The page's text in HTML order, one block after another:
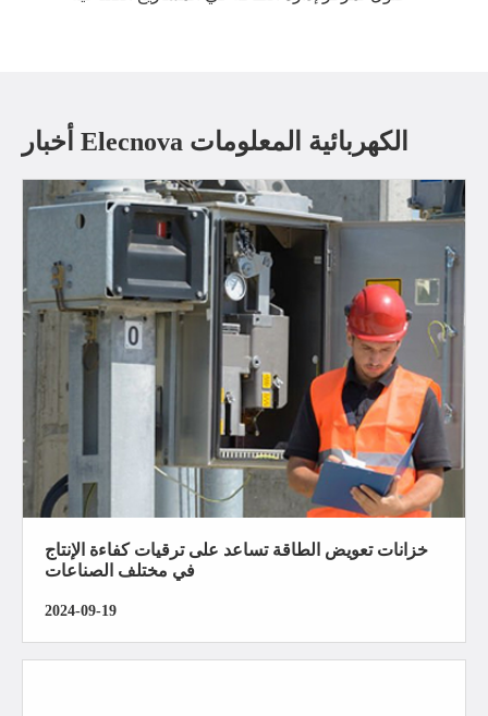
أخبار Elecnova الكهربائية المعلومات
خزانات تعويض الطاقة تساعد على ترقيات كفاءة الإنتاج
في مختلف الصناعات
2024-09-19